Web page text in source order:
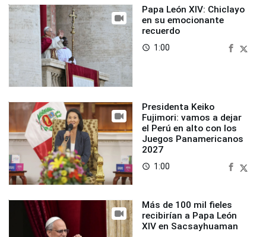
Papa León XIV: Chiclayo
en su emocionante
recuerdo
access_time 1:00
Presidenta Keiko
Fujimori: vamos a dejar
el Perú en alto con los
Juegos Panamericanos
2027
access_time 1:00
Más de 100 mil fieles
recibirían a Papa León
XIV en Sacsayhuaman